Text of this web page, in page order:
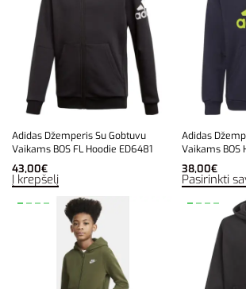
Adidas Džemperis Su Gobtuvu
Vaikams BOS FL Hoodie ED6481
43,00€
Į krepšelį
Adidas
Vaikams BOS
38,00€
Pasirinkti